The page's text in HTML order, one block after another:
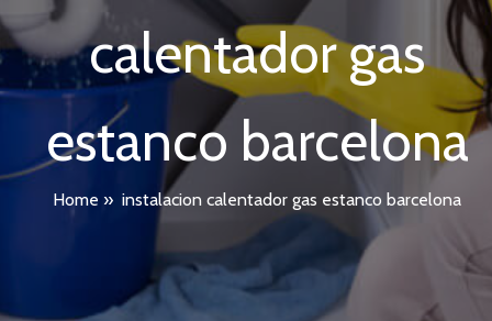
calentador gas
estanco barcelona
Home » instalacion calentador gas estanco barcelona